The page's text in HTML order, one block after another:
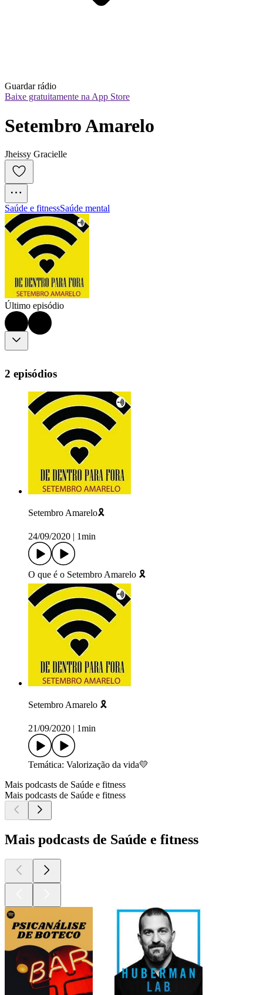
Guardar rádio
Baixe gratuitamente na App Store
Setembro Amarelo
Jheissy Gracielle
Saúde e fitnessSaúde mental
Último episódio
2 episódios
Setembro Amarelo🎗️
24/09/2020 | 1min
O que é o Setembro Amarelo 🎗️
Setembro Amarelo 🎗️
21/09/2020 | 1min
Temática: Valorização da vida💛
Mais podcasts de Saúde e fitness
Mais podcasts de Saúde e fitness
Mais podcasts de Saúde e fitness